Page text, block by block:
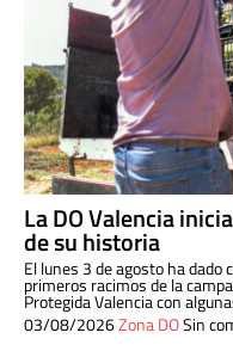
La DO Valencia
de su historia
El lunes 3 de agosto ha dado
primeros racimos de la
Protegida Valencia con
03/08/2026Zona DOSin